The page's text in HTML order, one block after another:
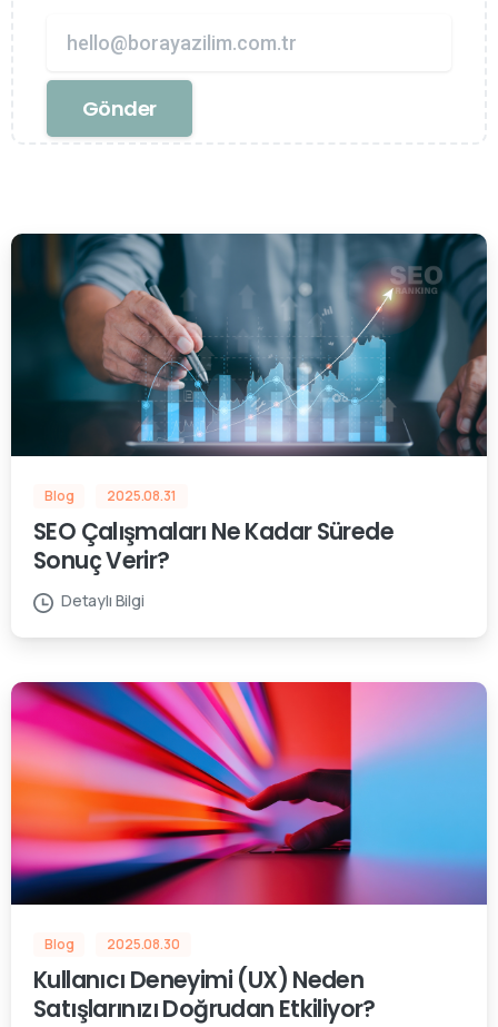
Blog 2025.08.31
SEO Çalışmaları Ne Kadar Sürede
Sonuç Verir?
Detaylı Bilgi
Blog 2025.08.30
Kullanıcı Deneyimi (UX) Neden
Satışlarınızı Doğrudan Etkiliyor?